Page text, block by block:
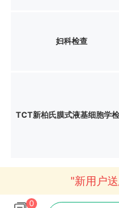
妇科检查
TCT新柏氏膜式液基细胞学
"新用户
0